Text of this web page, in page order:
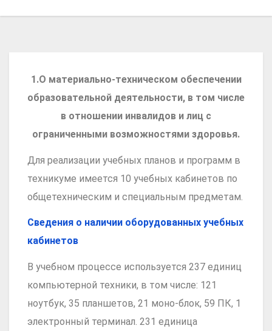
1.О материально-техническом обеспечении
образовательной деятельности, в том числе
в отношении инвалидов и лиц с
ограниченными возможностями здоровья.
Для реализации учебных планов и программ в
техникуме имеется 10 учебных кабинетов по
общетехническим и специальным предметам.
Сведения о наличии оборудованных учебных
кабинетов
В учебном процессе используется 237 единиц
компьютерной техники, в том числе: 121
ноутбук, 35 планшетов, 21 моно-блок, 59 ПК, 1
электронный терминал. 231 единица